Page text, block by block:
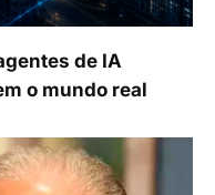
de IA
o mundo real